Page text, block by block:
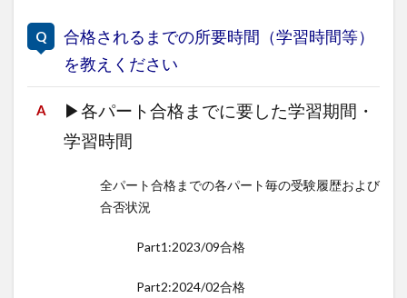
合格されるまでの所要時間（学習時間等）
を教えください
▶各パート合格までに要した学習期間・
学習時間
全パート合格までの各パート毎の受験履歴および
合否状況
Part1:2023/09合格
Part2:2024/02合格